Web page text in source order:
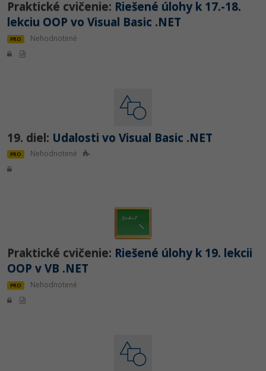
Praktické cvičenie: Riešené úlohy k 17.-18.
lekciu OOP vo Visual Basic .NET
PRO Nehodnotené
19. diel: Udalosti vo Visual Basic .NET
PRO Nehodnotené
Praktické cvičenie: Riešené úlohy k 19. lekcii
OOP v VB .NET
PRO Nehodnotené